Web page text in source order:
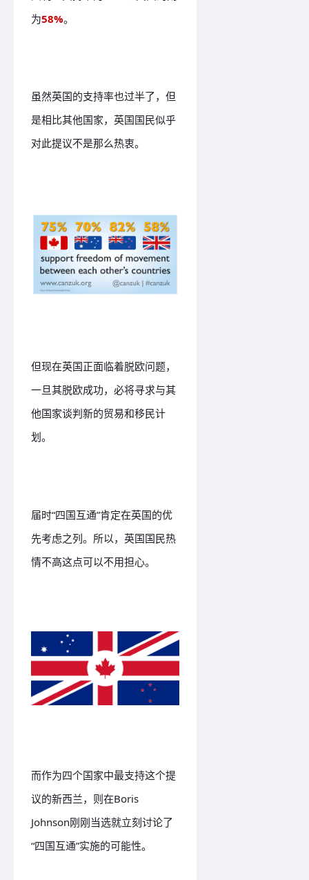
为58%。
虽然英国的支持率也过半了，但
是相比其他国家，英国国民似乎
对此提议不是那么热衷。
但现在英国正面临着脱欧问题，
一旦其脱欧成功，必将寻求与其
他国家谈判新的贸易和移民计
划。
届时“四国互通”肯定在英国的优
先考虑之列。所以，英国国民热
情不高这点可以不用担心。
而作为四个国家中最支持这个提
议的新西兰，则在Boris
Johnson刚刚当选就立刻讨论了
“四国互通”实施的可能性。